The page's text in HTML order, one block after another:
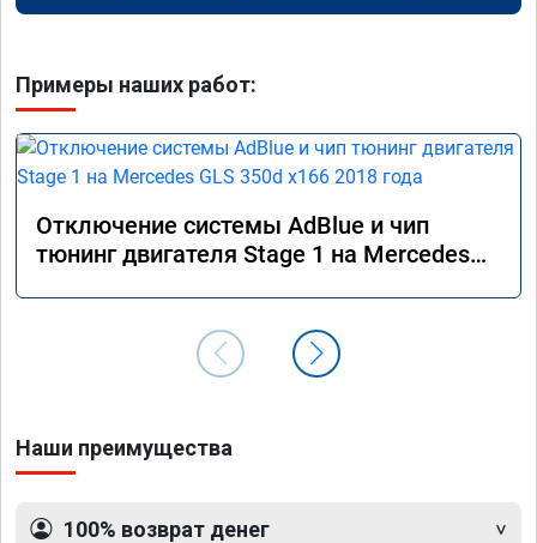
Примеры наших работ:
Отключение системы AdBlue и чип
тюнинг двигателя Stage 1 на Mercedes
Наши преимущества
100% возврат денег